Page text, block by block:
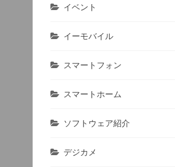
イベント
イーモバイル
スマートフォン
スマートホーム
ソフトウェア紹介
デジカメ